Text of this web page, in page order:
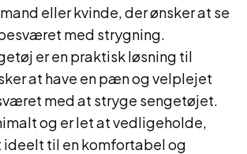
eller kvinde, der ønsker at se
med strygning.
er en praktisk løsning til
at have en pæn og velplejet
med at stryge sengetøjet.
og er let at vedligeholde,
ideelt til en komfortabel og